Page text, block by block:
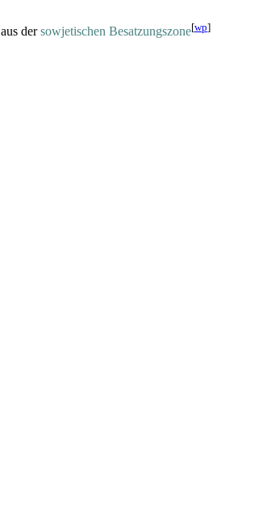
dersowjetischen Besatzungszone[wp]